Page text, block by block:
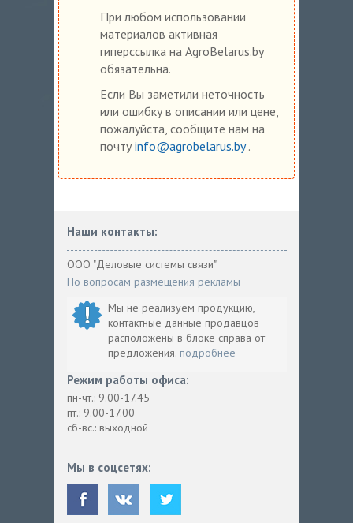
При любом использовании
материалов активная
гиперссылка на AgroBelarus.by
обязательна.
Если Вы заметили неточность
или ошибку в описании или цене,
пожалуйста, сообщите нам на
почту info@agrobelarus.by.
Наши контакты:
ООО "Деловые системы связи"
По вопросам размещения рекламы
Мы не реализуем продукцию,
контактные данные продавцов
расположены в блоке справа от
предложения. подробнее
Режим работы офиса:
пн-чт.: 9.00-17.45
пт.: 9.00-17.00
сб-вс.: выходной
Мы в соцсетях: